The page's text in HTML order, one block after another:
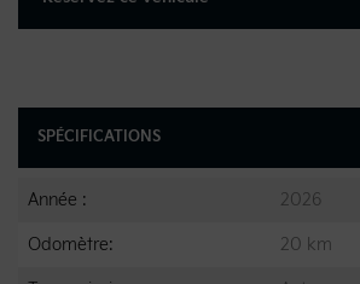
SPÉCIFICATIONS
Année : 2026
Odomètre: 20 km